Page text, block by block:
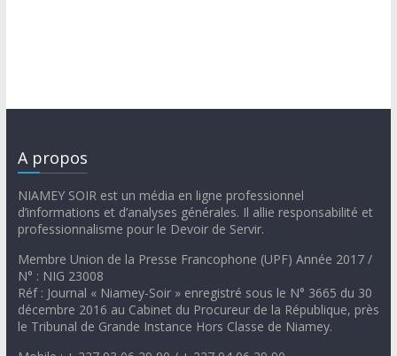
A propos
NIAMEY SOIR est un média en ligne professionnel
d’informations et d’analyses générales. Il allie responsabilité et
professionnalisme pour le Devoir de Servir.
Membre Union de la Presse Francophone (UPF) Année 2017 /
N° : NIG 23008
Réf : Journal « Niamey-Soir » enregistré sous le N° 3665 du 30
décembre 2016 au Cabinet du Procureur de la République, près
le Tribunal de Grande Instance Hors Classe de Niamey.